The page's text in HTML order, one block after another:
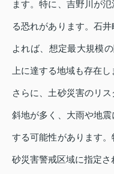
ます。特に、吉野川が
る恐れがあります。石
よれば、想定最大規模
上に達する地域も存在し
さらに、土砂災害のリ
斜地が多く、大雨や地
する可能性があります
砂災害警戒区域に指定さ